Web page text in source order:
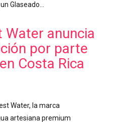
Glaseado…
Water anuncia
por parte
Costa Rica
Water, la marca
artesiana premium